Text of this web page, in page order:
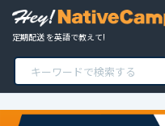
定期配送 を英語で教えて!